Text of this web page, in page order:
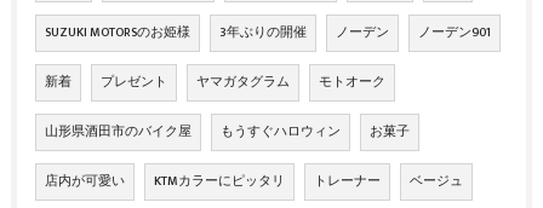
SUZUKI MOTORSのお姫様 3年ぶりの開催 ノーデン ノーデン901
新着 プレゼント ヤマガタグラム モトオーク
山形県酒田市のバイク屋 もうすぐハロウィン お菓子
店内が可愛い KTMカラーにピッタリ トレーナー ベージュ